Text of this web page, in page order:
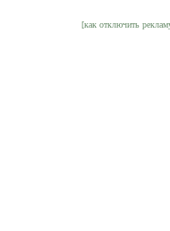
[как отключить